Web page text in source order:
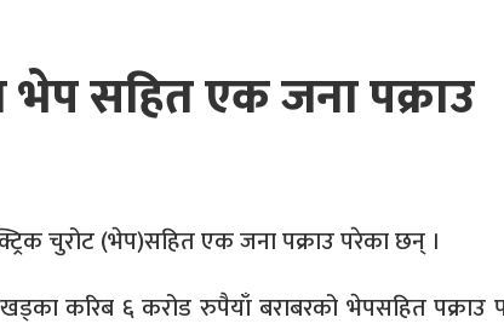
भेप सहित एक जना पक्राउ
चुरोट (भेप)सहित एक जना पक्राउ परेका छन् ।
करिब ६ करोड रुपैयाँ बराबरको भेपसहित पक्राउ